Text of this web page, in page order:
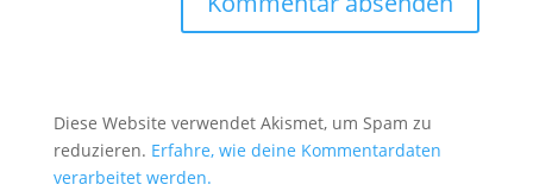
Diese Website verwendet Akismet, um Spam zu
reduzieren. Erfahre, wie deine Kommentardaten
verarbeitet werden.